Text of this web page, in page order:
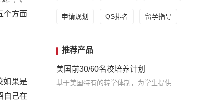
个方面
如果是
自己在
申请规划 QS排名 留学指导
推荐产品
美国前30/60名校培养计划